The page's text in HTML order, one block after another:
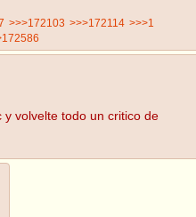
>>>172103 >>>172114 >>>1
volvelte todo un critico de